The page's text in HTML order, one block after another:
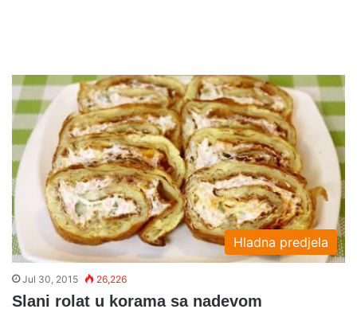
Hladna predjela
Jul 30, 2015 26,226
Slani rolat u korama sa nadevom